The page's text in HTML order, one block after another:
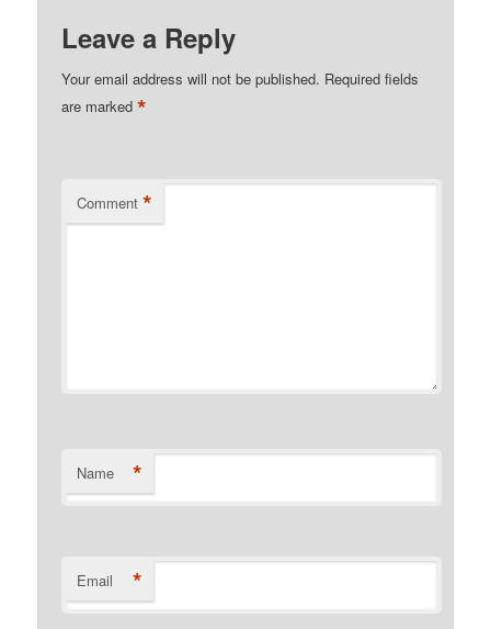
Leave a Reply
Your email address will not be published. Required fields
are marked*
Comment *
Name *
Email *